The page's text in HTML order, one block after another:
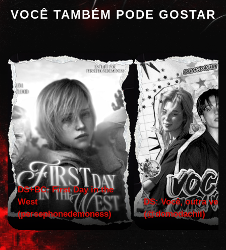
VOCÊ TAMBÉM PODE GOSTAR
DS+BC: First Day in the
West
(persephonedemoness)
DS: Você, outra vez!
(@domodachii)